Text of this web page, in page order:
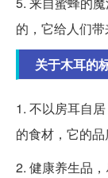
的，它给人们带
关于木耳的
1. 不以房耳自
的食材，它的品
2. 健康养生品